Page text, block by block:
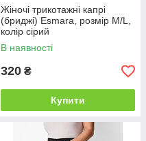
Жіночі трикотажні капрі
(бриджі) Esmara, розмір M/L,
колір сірий
В наявності
320 ₴
Купити